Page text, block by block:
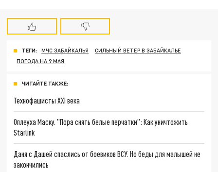
ТЕГИ: МЧС ЗАБАЙКАЛЬЯ
СИЛЬНЫЙ ВЕТЕР В ЗАБАЙКАЛЬЕ
ПОГОДА НА 9 МАЯ
ЧИТАЙТЕ ТАКЖЕ:
Технофашисты XXI века
Оплеуха Маску. "Пора снять белые перчатки": Как уничтожить
Starlink
Даня с Дашей спаслись от боевиков ВСУ. Но беды для малышей не
закончились